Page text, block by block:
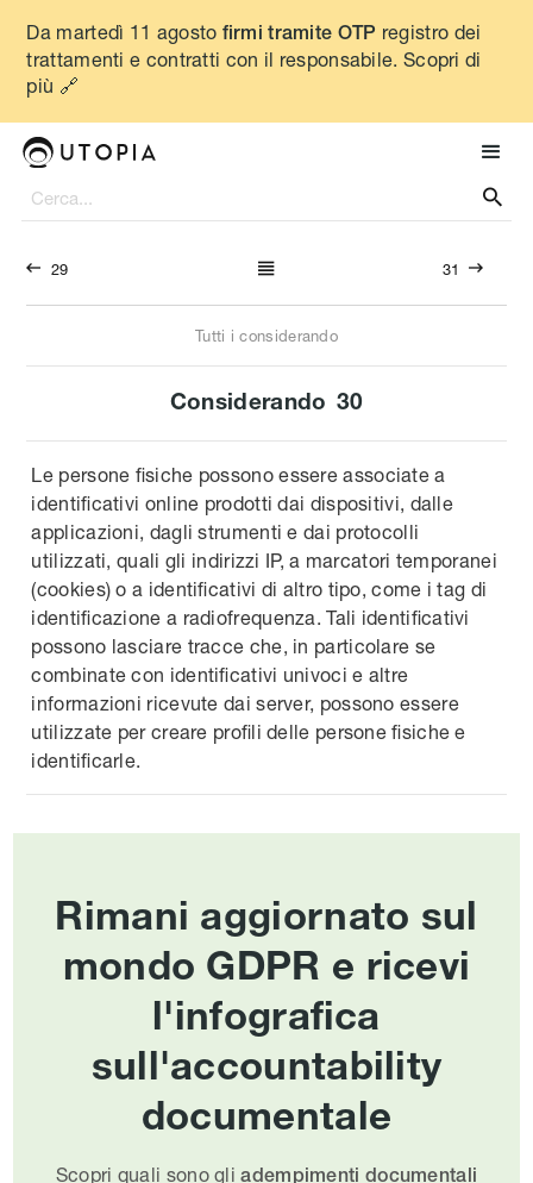
Da martedì 11 agosto firmi tramite OTP registro dei
trattamenti e contratti con il responsabile. Scopri di
più 🔗

 29  31 
Tutti i considerando
Considerando 30
Le persone fisiche possono essere associate a
identificativi online prodotti dai dispositivi, dalle
applicazioni, dagli strumenti e dai protocolli
utilizzati, quali gli indirizzi IP, a marcatori temporanei
(cookies) o a identificativi di altro tipo, come i tag di
identificazione a radiofrequenza. Tali identificativi
possono lasciare tracce che, in particolare se
combinate con identificativi univoci e altre
informazioni ricevute dai server, possono essere
utilizzate per creare profili delle persone fisiche e
identificarle.
Rimani aggiornato sul
mondo GDPR e ricevi
l'infografica
sull'accountability
documentale
Scopri quali sono gliadempimenti documentali